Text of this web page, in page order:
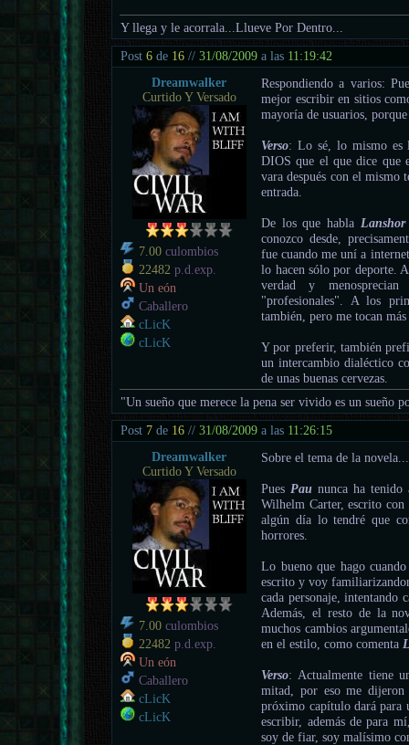
Y llega y le acorrala...Llueve Por Dentro...
Post6 de 16 //31/08/2009 a las 11:19:42
Dreamwalker
Curtido Y Versado
7.00 culombios
22482 p.d.exp.
Un eón
Caballero
cLicK
cLicK
Respondiendo a varios:
mejor escribir en sitios
mayoría de usuarios,
Verso: Lo sé, lo mismo es
DIOS que el que dice que
vara después con el mismo
entrada.
De los que habla Lanshor
conozco desde,
fue cuando me uní a
lo hacen sólo por deporte.
verdad y
"profesionales". A los
también, pero me tocan
Y por preferir, también
un intercambio dialéctico
de unas buenas cervezas.
"Un sueño que merece la pena ser vivido es un sueño
Post 7 de 16 //31/08/2009 a las 11:26:15
Dreamwalker
Curtido Y Versado
7.00 culombios
22482 p.d.exp.
Un eón
Caballero
cLicK
cLicK
Sobre el tema de la novela...
Pues Pau nunca ha tenido
Wilhelm Carter, escrito
algún día lo tendré que
horrores.
Lo bueno que hago
escrito y voy
cada personaje, intentando
Además, el resto de la
muchos cambios
en el estilo, como comenta
Verso: Actualmente tiene
mitad, por eso me
próximo capítulo dará para
escribir, además de para
soy de fiar, soy malísimo